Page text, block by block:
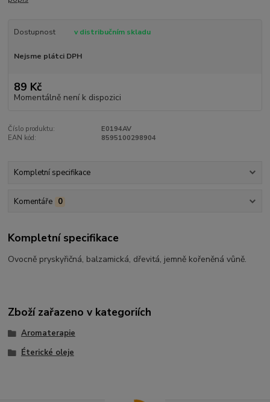
Dostupnost v distribučním skladu
Nejsme plátci DPH
89 Kč
Momentálně není k dispozici
Číslo produktu:
E0194AV
EAN kód:
8595100298904
Kompletní specifikace
Komentáře 0
Kompletní specifikace
Ovocně pryskyřičná, balzamická, dřevitá, jemně kořeněná vůně.
Zboží zařazeno v kategoriích
Aromaterapie
Éterické oleje